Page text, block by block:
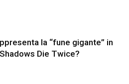
la “fune gigante” in
Die Twice?